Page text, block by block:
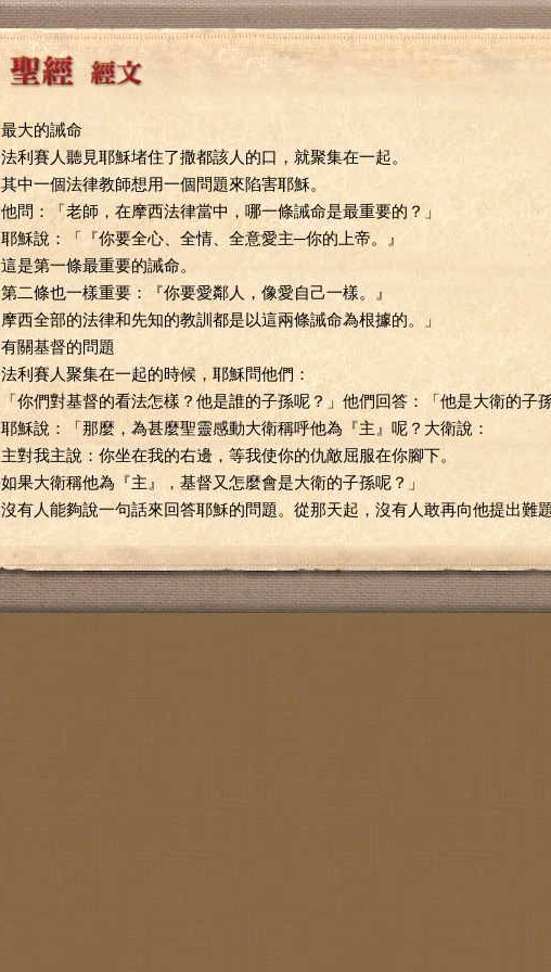
最大的誡命
法利賽人聽見耶穌堵住了撒都該人的口，就聚集在一起。
其中一個法律教師想用一個問題來陷害耶穌。
他問：「老師，在摩西法律當中，哪一條誡命是最重要的？」
耶穌說：「『你要全心、全情、全意愛主─你的上帝。』
這是第一條最重要的誡命。
第二條也一樣重要：『你要愛鄰人，像愛自己一樣。』
摩西全部的法律和先知的教訓都是以這兩條誡命為根據的。」
有關基督的問題
法利賽人聚集在一起的時候，耶穌問他們：
「你們對基督的看法怎樣？他是誰的子孫呢？」他們回答：「他是大衛的子
耶穌說：「那麼，為甚麼聖靈感動大衛稱呼他為『主』呢？大衛說：
主對我主說：你坐在我的右邊，等我使你的仇敵屈服在你腳下。
如果大衛稱他為『主』，基督又怎麼會是大衛的子孫呢？」
沒有人能夠說一句話來回答耶穌的問題。從那天起，沒有人敢再向他提出難題